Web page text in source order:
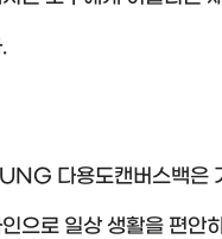
다용도캔버스백은
으로 일상 생활을 편안